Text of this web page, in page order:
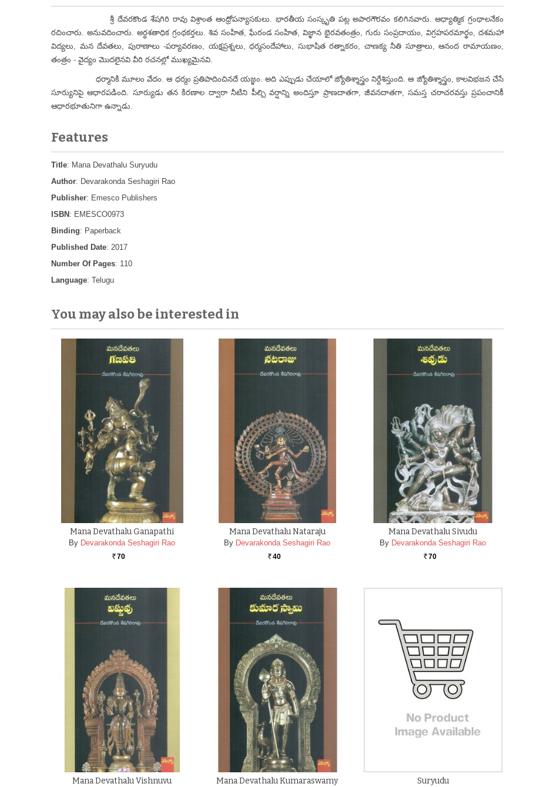
శ్రీ దేవరకొండ శేషగిరి రావు విశ్రాంత ఆంధ్రోపన్యాసకులు. భారతీయ సంస్కృతి పట్ల అపారగౌరవం కలిగినవారు. ఆధ్యాత్మిక గ్రంథాలనేకం
రచించారు. అనువదించారు. అర్ధశతాధిక గ్రంథకర్తలు. శివ సంహిత, ఘేరండ సంహిత, విజ్ఞాన భైరవతంత్రం, గురు సంప్రదాయం, విగ్రహపరమార్థం, దశమహా
విద్యలు, మన దేవతలు, పురాణాలు -పర్యావరణం, యక్షప్రశ్నలు, ధర్మసందేహాలు, సుభాషిత రత్నాకరం, చాణక్య నీతి సూత్రాలు, ఆనంద రామాయణం,
తంత్రం - వైద్యం మొదలైనవి వీరి రచనల్లో ముఖ్యమైనవి.
ధర్మానికి మూలం వేదం. ఆ ధర్మం ప్రతిపాదించినదే యజ్ఞం. అది ఎప్పుడు చేయాలో జ్యోతిశ్శాస్త్రం నిర్దేశిస్తుంది. ఆ జ్యోతిశ్శాస్త్రం, కాలవిభజన చేసే
సూర్యునిపై ఆధారపడింది. సూర్యుడు తన కిరణాల ద్వారా నీటిని పీల్చి వర్షాన్ని అందిస్తూ ప్రాణదాతగా, జీవనదాతగా, సమస్త చరాచరవస్తు ప్రపంచానికీ
ఆధారభూతునిగా ఉన్నాడు.
Features
Title: Mana Devathalu Suryudu
Author: Devarakonda Seshagiri Rao
Publisher: Emesco Publishers
ISBN : EMESCO0973
Binding: Paperback
Published Date: 2017
Number Of Pages: 110
Language: Telugu
You may also be interested in
Mana Devathalu Ganapathi
By Devarakonda Seshagiri Rao
Rs. 70
Mana Devathalu Nataraju
By Devarakonda Seshagiri Rao
Rs. 40
Mana Devathalu Sivudu
By Devarakonda Seshagiri Rao
Rs. 70
Mana Devathalu Vishnuvu Mana Devathalu Kumaraswamy Suryudu